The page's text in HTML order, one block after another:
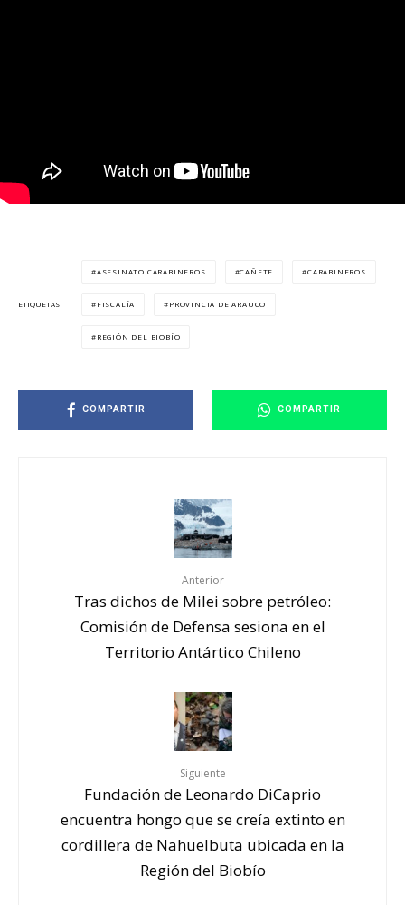
ETIQUETAS
ASESINATO CARABINEROS CAÑETE CARABINEROS
FISCALÍA PROVINCIA DE ARAUCO
REGIÓN DEL BIOBÍO
COMPARTIR COMPARTIR
Anterior
Tras dichos de Milei sobre petróleo:
Comisión de Defensa sesiona en el
Territorio Antártico Chileno
Siguiente
Fundación de Leonardo DiCaprio
encuentra hongo que se creía extinto en
cordillera de Nahuelbuta ubicada en la
Región del Biobío